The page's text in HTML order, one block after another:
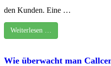
den Kunden. Eine …
Weiterlesen …
Wie überwacht man